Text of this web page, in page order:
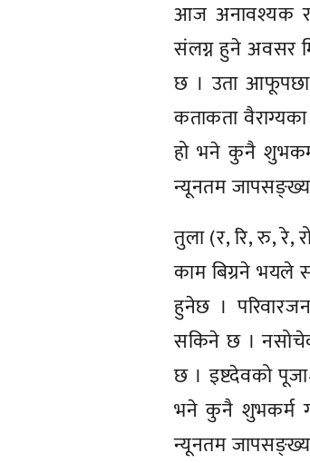
आज अनावश्यक र
संलग्न हुने अवसर
छ । उता
कताकता
हो भने कुनै शुभकर्म
न्यूनतम
तुला (र, रि, रु, रे,
काम बिग्रने भयले
हुनेछ ।
सकिने छ ।
छ । इष्टदेवको
भने कुनै शुभकर्म
न्यूनतम